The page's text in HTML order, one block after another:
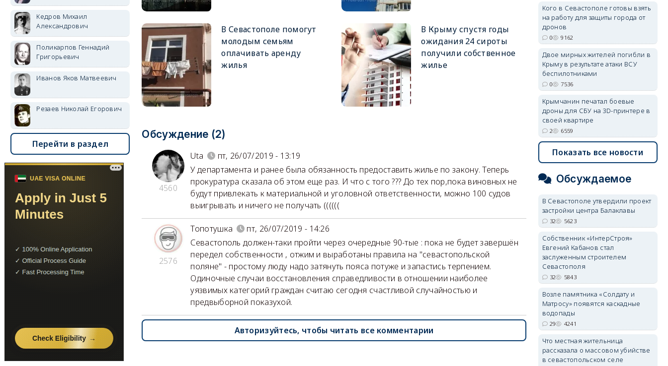
В Севастополе помогут
молодым семьям
оплачивать аренду
жилья
В Крыму спустя годы
ожидания 24 сироты
получили собственное
жилье
Обсуждение (2)
4560
Uta
пт, 26/07/2019 - 13:19
У департамента и ранее была обязанность предоставить жилье по закону. Теперь
прокуратура сказала об этом еще раз. И что с того ??? До тех пор,пока виновных не
будут привлекать к материальной и уголовной ответственности, можно 100 судов
выигрывать и ничего не получать ((((((
2576
Топотушка
пт, 26/07/2019 - 14:26
Севастополь должен-таки пройти через очередные 90-тые : пока не будет завершён
передел собственности , отжим и выработаны правила на "севастопольской
поляне" - простому люду надо затянуть пояса потуже и запастись терпением.
Одиночные случаи восстановления справедливости в отношении наиболее
уязвимых категорий граждан считаю сегодня счастливой случайностью и
предвыборной показухой.
Авторизуйтесь, чтобы читать все комментарии
Кедров Михаил
Александрович
Поликарпов Геннадий
Григорьевич
Иванов Яков Матвеевич
Резаев Николай Егорович
Перейти в раздел
Кого в Севастополе готовы взять
на работу для защиты города от
дронов
0 9162
Двое мирных жителей погибли в
Крыму в результате атаки ВСУ
беспилотниками
0 7536
Крымчанин печатал боевые
дроны для СБУ на 3D-принтере в
своей квартире
2 6559
Показать все новости
Обсуждаемое
В Севастополе утвердили проект
застройки центра Балаклавы
32 5623
Собственник «ИнтерСтроя»
Евгений Кабанов стал
заслуженным строителем
Севастополя
32 5843
Возле памятника «Солдату и
Матросу» появятся каскадные
водопады
29 4241
Что местная жительница
рассказала о массовом убийстве
в севастопольском селе